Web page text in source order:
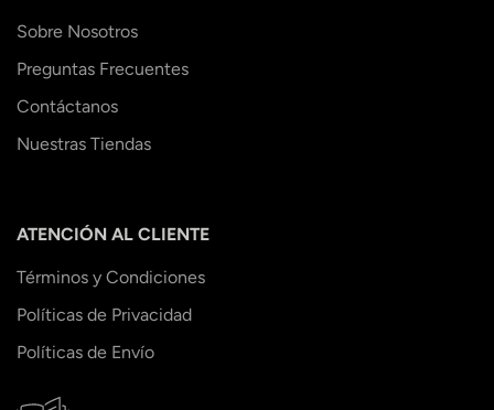
Sobre Nosotros
Preguntas Frecuentes
Contáctanos
Nuestras Tiendas
ATENCIÓN AL CLIENTE
Términos y Condiciones
Políticas de Privacidad
Políticas de Envío